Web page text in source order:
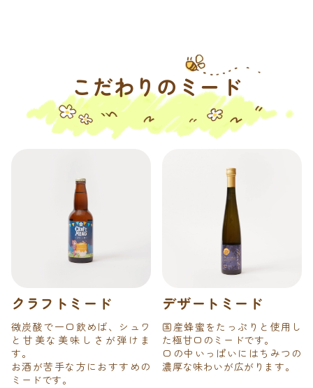
こだわりのミード
クラフトミード
微炭酸で一口飲めば、シュワ
と甘美な美味しさが弾けま
す。
お酒が苦手な方におすすめの
ミードです。
デザートミード
国産蜂蜜をたっぷりと使用し
た極甘口のミードです。
口の中いっぱいにはちみつの
濃厚な味わいが広がります。